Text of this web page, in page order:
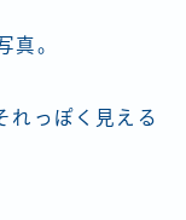
真。
れっぽく見える